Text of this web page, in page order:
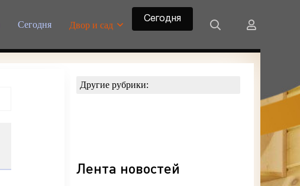
Сегодня Двор и сад
Сегодня
Другие рубрики:
Лента новостей